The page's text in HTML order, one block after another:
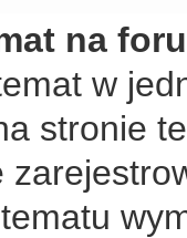
na
w
stronie